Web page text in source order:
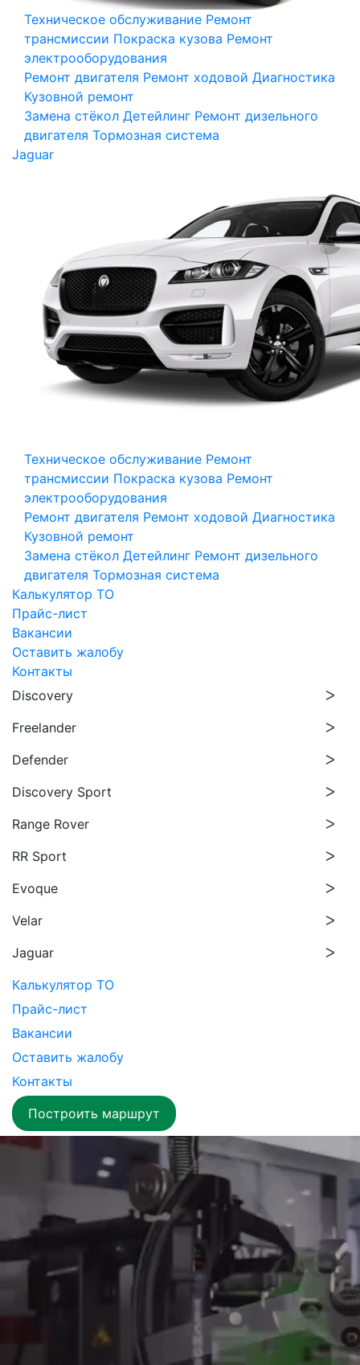
Техническое обслуживание Ремонт
трансмиссии Покраска кузова Ремонт
электрооборудования
Ремонт двигателя Ремонт ходовой Диагностика
Кузовной ремонт
Замена стёкол Детейлинг Ремонт дизельного
двигателя Тормозная система
Jaguar
Техническое обслуживание Ремонт
трансмиссии Покраска кузова Ремонт
электрооборудования
Ремонт двигателя Ремонт ходовой Диагностика
Кузовной ремонт
Замена стёкол Детейлинг Ремонт дизельного
двигателя Тормозная система
Калькулятор ТО
Прайс-лист
Вакансии
Оставить жалобу
Контакты
Discovery
Freelander
Defender
Discovery Sport
Range Rover
RR Sport
Evoque
Velar
Jaguar
Калькулятор ТО
Прайс-лист
Вакансии
Оставить жалобу
Контакты
Построить маршрут